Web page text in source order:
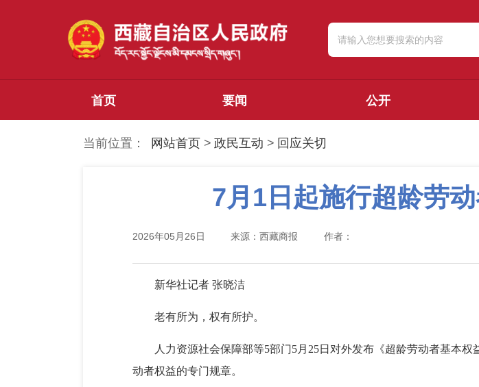
首页 要闻 公开
当前位置： 网站首页 > 政民互动 > 回应关切
7月1日起施行超龄劳
2026年05月26日 来源：西藏商报 作者：
新华社记者 张晓洁
老有所为，权有所护。
人力资源社会保障部等5部门5月25日对外发布《超龄劳动者基本
动者权益的专门规章。